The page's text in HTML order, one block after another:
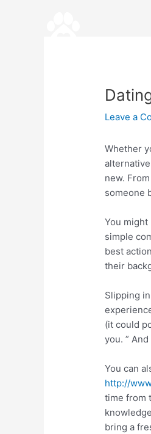
Leave a
Whether
new.
someone
You
simple
best
their
Slipping
(it could
you. ”
You can
http://
time from
bring a